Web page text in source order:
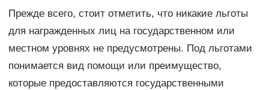
Прежде всего, стоит отметить, что никакие льготы
для награжденных лиц на государственном или
местном уровнях не предусмотрены. Под льготами
понимается вид помощи или преимущество,
которые предоставляются государственными